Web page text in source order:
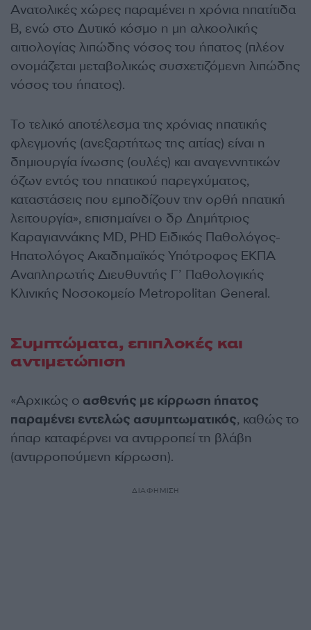
Ανατολικές χώρες παραμένει η χρόνια ηπατίτιδα
Β, ενώ στο Δυτικό κόσμο η μη αλκοολικής
αιτιολογίας λιπώδης νόσος του ήπατος (πλέον
ονομάζεται μεταβολικώς συσχετιζόμενη λιπώδης
νόσος του ήπατος).
Το τελικό αποτέλεσμα της χρόνιας ηπατικής
φλεγμονής (ανεξαρτήτως της αιτίας) είναι η
δημιουργία ίνωσης (ουλές) και αναγεννητικών
όζων εντός του ηπατικού παρεγχύματος,
καταστάσεις που εμποδίζουν την ορθή ηπατική
λειτουργία», επισημαίνει ο δρ Δημήτριος
Καραγιαννάκης MD, PHD Ειδικός Παθολόγος-
Ηπατολόγος Ακαδημαϊκός Υπότροφος ΕΚΠΑ
Αναπληρωτής Διευθυντής Γ’ Παθολογικής
Κλινικής Νοσοκομείο Metropolitan General.
Συμπτώματα, επιπλοκές και
αντιμετώπιση
«Αρχικώς ο ασθενής με κίρρωση ήπατος
παραμένει εντελώς ασυμπτωματικός, καθώς το
ήπαρ καταφέρνει να αντιρροπεί τη βλάβη
(αντιρροπούμενη κίρρωση).
ΔΙΑΦΗΜΙΣΗ